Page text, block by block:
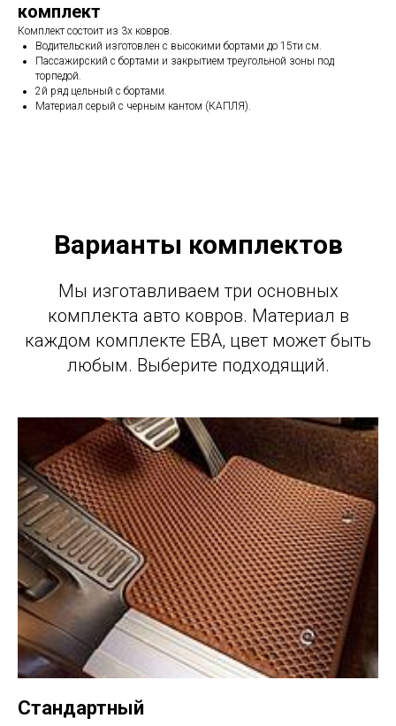
комплект
Комплект состоит из 3х ковров.
Водительский изготовлен с высокими бортами до 15ти см.
Пассажирский с бортами и закрытием треугольной зоны под
торпедой.
2й ряд цельный с бортами.
Материал серый с черным кантом (КАПЛЯ).
Варианты комплектов
Мы изготавливаем три основных
комплекта авто ковров. Материал в
каждом комплекте ЕВА, цвет может быть
любым. Выберите подходящий.
Стандартный